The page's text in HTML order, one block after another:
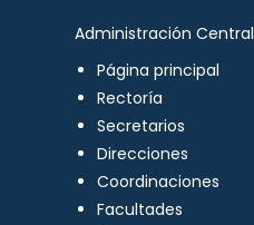
Administración Central
Página principal
Rectoría
Secretarios
Direcciones
Coordinaciones
Facultades